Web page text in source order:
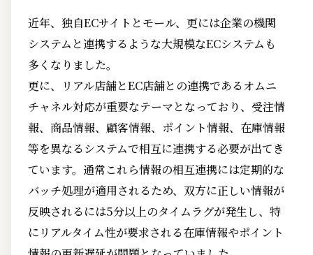
近年、独自ECサイトとモール、更には企業の機関
システムと連携するような大規模なECシステムも
多くなりました。
更に、リアル店舗とEC店舗との連携であるオムニ
チャネル対応が重要なテーマとなっており、受注情
報、商品情報、顧客情報、ポイント情報、在庫情報
等を異なるシステムで相互に連携する必要が出てき
ています。通常これら情報の相互連携には定期的な
バッチ処理が適用されるため、双方に正しい情報が
反映されるには5分以上のタイムラグが発生し、特
にリアルタイム性が要求される在庫情報やポイント